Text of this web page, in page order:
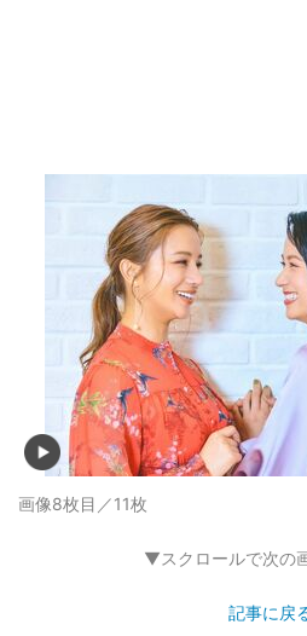
画像8枚目／11枚
▼スクロールで次の
記事に戻